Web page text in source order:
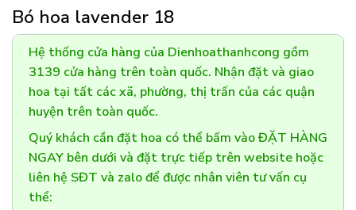
Bó hoa lavender 18
Hệ thống cửa hàng của Dienhoathanhcong gồm
3139 cửa hàng trên toàn quốc. Nhận đặt và giao
hoa tại tất các xã, phường, thị trấn của các quận
huyện trên toàn quốc.
Quý khách cần đặt hoa có thể bấm vào ĐẶT HÀNG
NGAY bên dưới và đặt trực tiếp trên website hoặc
liên hệ SĐT và zalo để được nhân viên tư vấn cụ
thể: